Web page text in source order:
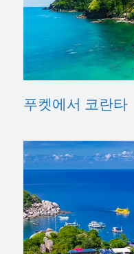
푸켓에서 코란타